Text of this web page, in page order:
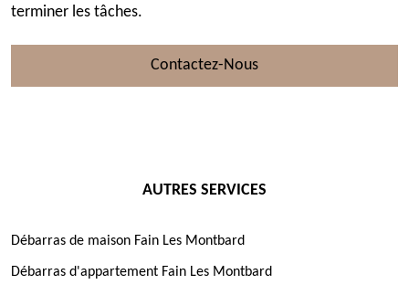
terminer les tâches.
Contactez-Nous
AUTRES SERVICES
Débarras de maison Fain Les Montbard
Débarras d'appartement Fain Les Montbard